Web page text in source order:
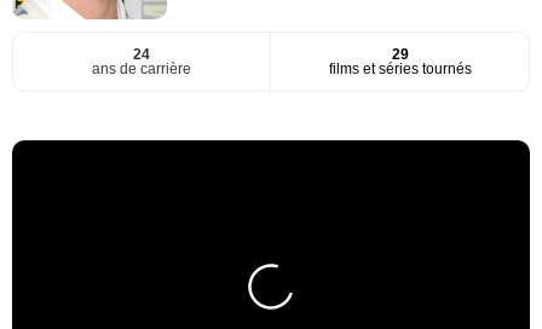
24
ans de carrière
29
films et séries tournés